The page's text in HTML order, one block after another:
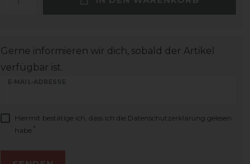
Gerne informieren wir dich, sobald der Artikel
verfügbar ist.
E-MAIL-ADRESSE
Hiermit bestätige ich, dass ich die Daten­schutz­erklärung gelesen
habe. *